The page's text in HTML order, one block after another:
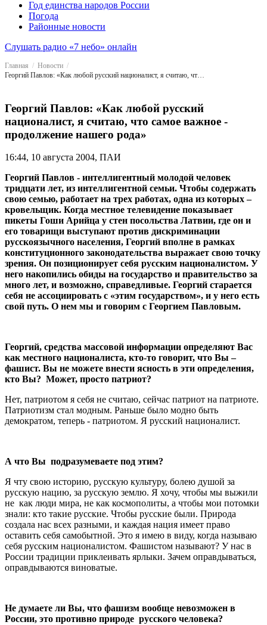
Год единства народов России
Погода
Районные новости
Слушать радио «7 небо» онлайн
Главная
Новости
Георгий Павлов: «Как любой русский националист, я считаю, что самое важное - продолжение нашего рода»
Георгий Павлов: «Как любой русский
националист, я считаю, что самое важное -
продолжение нашего рода»
16:44, 10 августа 2004, ПАИ
Георгий Павлов - интеллигентный молодой человек
тридцати лет, из интеллигентной семьи. Чтобы содержать
свою семью, работает на трех работах, одна из которых –
кровельщик. Когда местное телевидение показывает
пикеты Гоши Арийца у стен посольства Латвии, где он и
его товарищи выступают против дискриминации
русскоязычного населения, Георгий вполне в рамках
конституционного законодательства выражает свою точку
зрения. Он позиционирует себя русским националистом. У
него накопились обиды на государство и правительство за
много лет, и возможно, справедливые. Георгий старается
себя не ассоциировать с «этим государством», и у него есть
свой путь. О нем мы и говорим с Георгием Павловым.
Георгий, средства массовой информации определяют Вас
как местного националиста, кто-то говорит, что Вы –
фашист. Вы не можете внести ясность в эти определения,
кто Вы? Может, просто патриот?
Нет, патриотом я себя не считаю, сейчас патриот на патриоте.
Патриотизм стал модным. Раньше было модно быть
демократом, теперь - патриотом. Я русский националист.
А что Вы подразумеваете под этим?
Я чту свою историю, русскую культуру, болею душой за
русскую нацию, за русскую землю. Я хочу, чтобы мы выжили
не как люди мира, не как космополиты, а чтобы мои потомки
знали: кто такие русские. Чтобы русские были. Природа
создала нас всех разными, и каждая нация имеет право
оставить себя самобытной. Это я имею в виду, когда называю
себя русским националистом. Фашистом называют? У нас в
России традиции приклеивать ярлыки. Зачем оправдываться,
оправдываются виноватые.
Не думаете ли Вы, что фашизм вообще невозможен в
России, это противно природе русского человека?